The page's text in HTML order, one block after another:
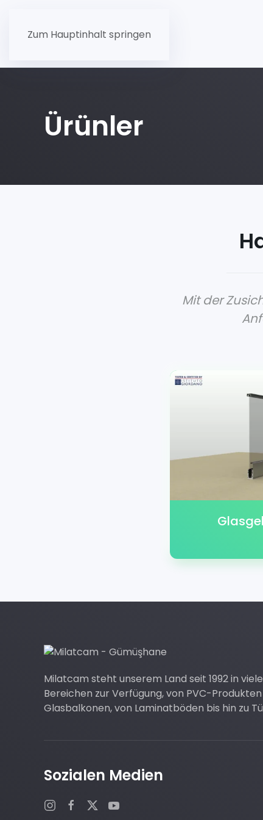
Zum Hauptinhalt springen
Ürünler
Mit der
Milatcam steht unserem Land seit 1992 in
Bereichen zur Verfügung, von PVC-Produkten
Glasbalkonen, von Laminatböden bis hin zu
Sozialen Medien